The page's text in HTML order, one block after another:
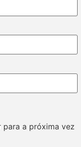
para a próxima vez